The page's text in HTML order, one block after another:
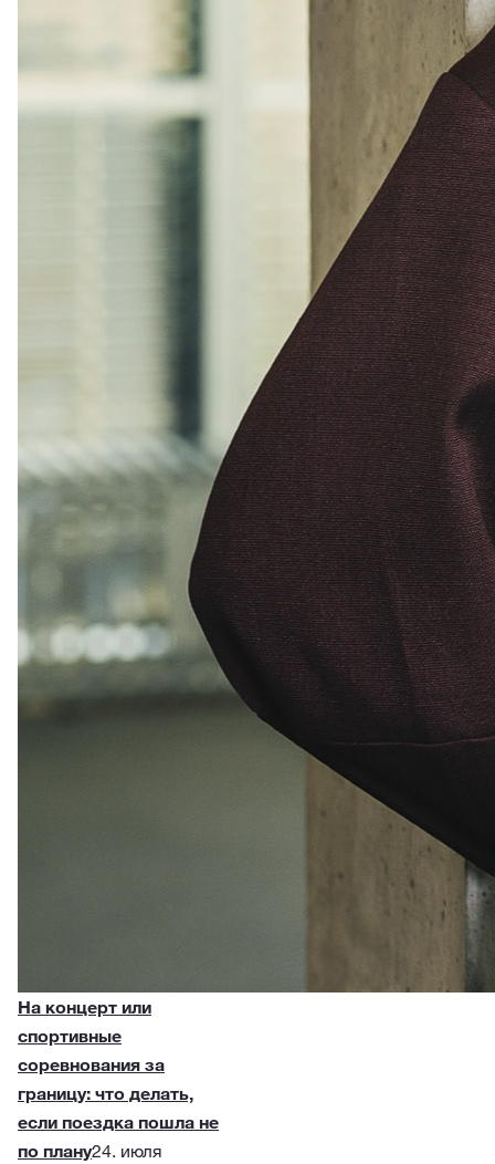
На концерт или
спортивные
соревнования за
границу: что делать,
если поездка пошла не
по плану24. июля